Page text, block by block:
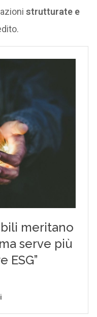
strutturate e